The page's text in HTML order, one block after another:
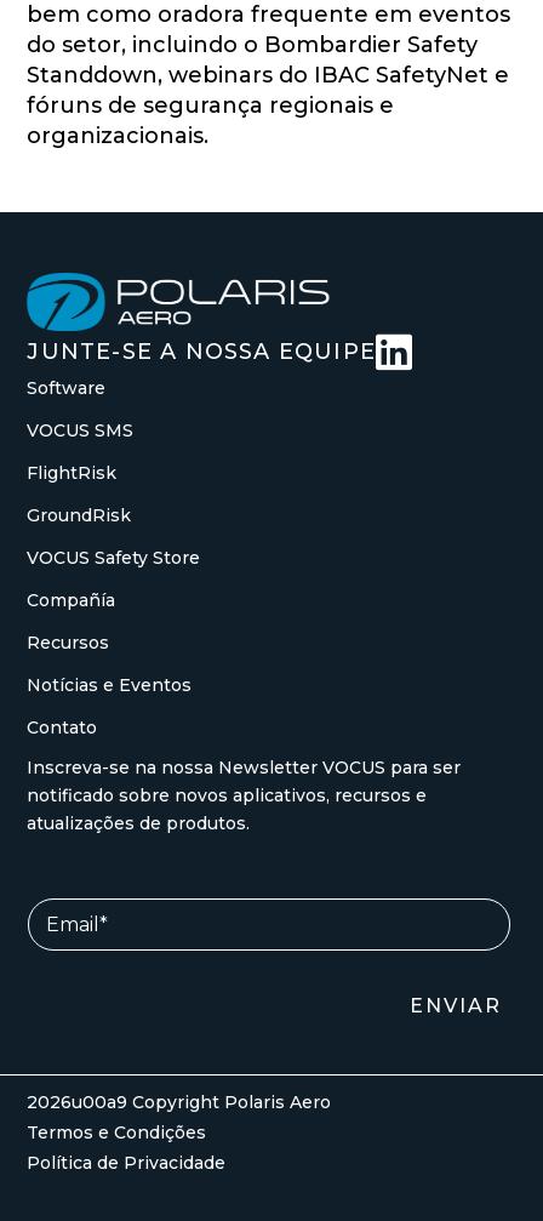
bem como oradora frequente em eventos
do setor, incluindo o Bombardier Safety
Standdown, webinars do IBAC SafetyNet e
fóruns de segurança regionais e
organizacionais.
JUNTE-SE A NOSSA EQUIPE 
Software
VOCUS SMS
FlightRisk
GroundRisk
VOCUS Safety Store
Compañía
Recursos
Notícias e Eventos
Contato
Inscreva-se na nossa Newsletter VOCUS para ser
notificado sobre novos aplicativos, recursos e
atualizações de produtos.
m
a
a
i
l
E
m
ENVIAR
2026u00a9 Copyright Polaris Aero
Termos e Condições
Política de Privacidade